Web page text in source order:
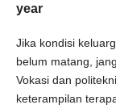
year
Jika kondisi
belum matang,
Vokasi dan
keterampilan